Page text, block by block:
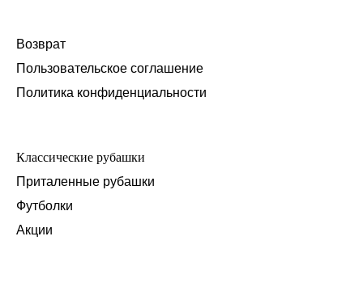
Возврат
Пользовательское соглашение
Политика конфиденциальности
Классические рубашки
Приталенные рубашки
Футболки
Акции